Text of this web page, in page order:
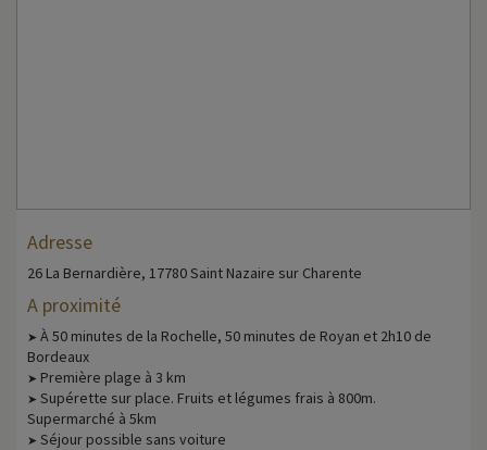
Adresse
26 La Bernardière, 17780 Saint Nazaire sur Charente
A proximité
➤ À 50 minutes de la Rochelle, 50 minutes de Royan et 2h10 de
Bordeaux
➤ Première plage à 3 km
➤ Supérette sur place. Fruits et légumes frais à 800m.
Supermarché à 5km
➤ Séjour possible sans voiture